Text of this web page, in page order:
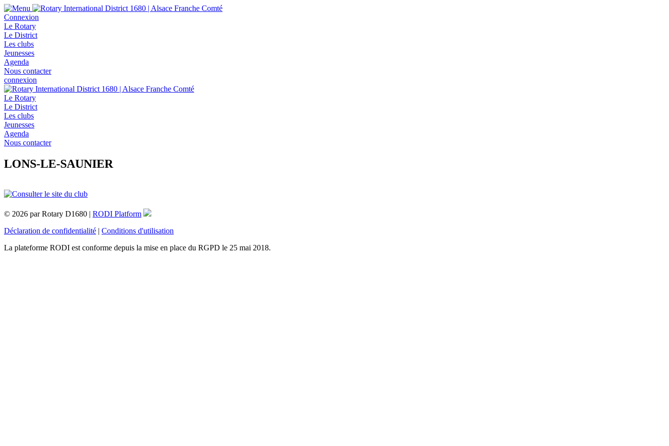
Connexion
Le Rotary
Le District
Les clubs
Jeunesses
Agenda
Nous contacter
connexion
Le Rotary
Le District
Les clubs
Jeunesses
Agenda
Nous contacter
LONS-LE-SAUNIER
© 2026 par Rotary D1680 | RODI Platform
Déclaration de confidentialité | Conditions d'utilisation
La plateforme RODI est conforme depuis la mise en place du RGPD le 25 mai 2018.